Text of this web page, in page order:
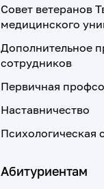
Совет ветеранов
медицинского
Дополнительное
сотрудников
Первичная
Наставничество
Психологическая
Абитуриентам